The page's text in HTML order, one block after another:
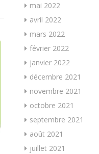
mai 2022
avril 2022
mars 2022
février 2022
janvier 2022
décembre 2021
novembre 2021
octobre 2021
septembre 2021
août 2021
juillet 2021